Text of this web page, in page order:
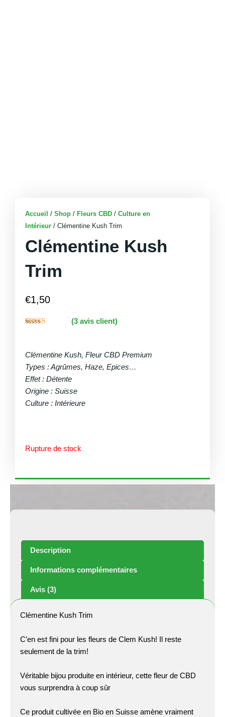
Accueil / Shop / Fleurs CBD / Culture en
Intérieur / Clémentine Kush Trim
Clémentine Kush
Trim
€1,50
notations
client
(3avis client)
Clémentine Kush, Fleur CBD Premium
Types : Agrûmes, Haze, Epices…
Effet : Détente
Origine : Suisse
Culture : Intérieure
Rupture de stock
Description
Informations complémentaires
Avis (3)
Clémentine Kush Trim
C’en est fini pour les fleurs de Clem Kush! Il reste
seulement de la trim!
Véritable bijou produite en intérieur, cette fleur de CBD
vous surprendra à coup sûr
Ce produit cultivée en Bio en Suisse amène vraiment